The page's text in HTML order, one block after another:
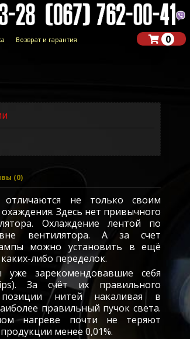
Возврат и гарантия 0
(0)
не только своим
Здесь нет привычного
Охлаждение лентой по
вентилятора. А за счет
можно установить в ещё
либо переделок.
уже зарекомендовавшие себя
За счёт их правильного
позиции нитей накаливая в
правильный пучок света.
нагреве почти не теряют
менее 0,01%.